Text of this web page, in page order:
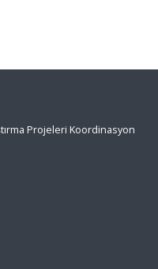
Projeleri Koordinasyon